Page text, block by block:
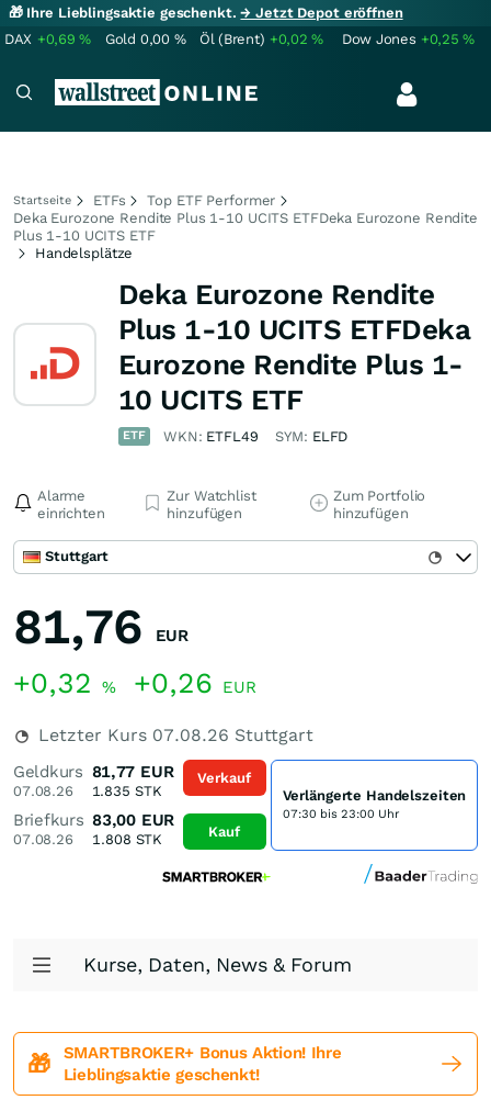
🎁 Ihre Lieblingsaktie geschenkt.→ Jetzt Depot eröffnen
DAX +0,69% Gold 0,00 % Öl (Brent) +0,02% Dow Jones +0,25%
Startseite ETFs
Top ETF Performer
Deka Eurozone Rendite Plus 1-10 UCITS ETFDeka Eurozone Rendite
Plus 1-10 UCITS ETF
Handelsplätze
Deka Eurozone Rendite
Plus 1-10 UCITS ETFDeka
Eurozone Rendite Plus 1-
10 UCITS ETF
ETF WKN: ETFL49 SYM: ELFD
Alarme
einrichten
Zur Watchlist
hinzufügen
Zum Portfolio
hinzufügen
Stuttgart
81,76 EUR
+0,32 % +0,26 EUR
Letzter Kurs 07.08.26 Stuttgart
Geldkurs
07.08.26
81,77 EUR
1.835 STK
Briefkurs
07.08.26
83,00 EUR
1.808 STK
Verkauf
Kauf
Verlängerte Handelszeiten
07:30 bis 23:00 Uhr
Kurse, Daten, News & Forum
🎁
SMARTBROKER+ Bonus Aktion! Ihre
Lieblingsaktie geschenkt!